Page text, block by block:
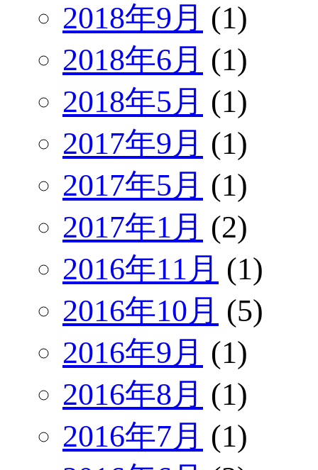
2018年9月 (1)
2018年6月 (1)
2018年5月 (1)
2017年9月 (1)
2017年5月 (1)
2017年1月 (2)
2016年11月 (1)
2016年10月 (5)
2016年9月 (1)
2016年8月 (1)
2016年7月 (1)